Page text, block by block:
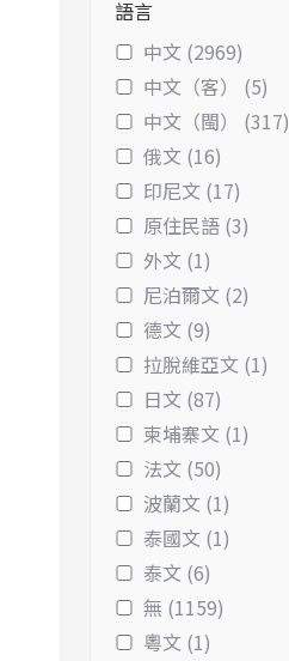
語言
中文 (2969)
中文（客） (5)
中文（閩） (317)
俄文 (16)
印尼文 (17)
原住民語 (3)
外文 (1)
尼泊爾文 (2)
德文 (9)
拉脫維亞文 (1)
日文 (87)
柬埔寨文 (1)
法文 (50)
波蘭文 (1)
泰國文 (1)
泰文 (6)
無 (1159)
粵文 (1)